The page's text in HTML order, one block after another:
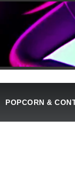
POPCORN &